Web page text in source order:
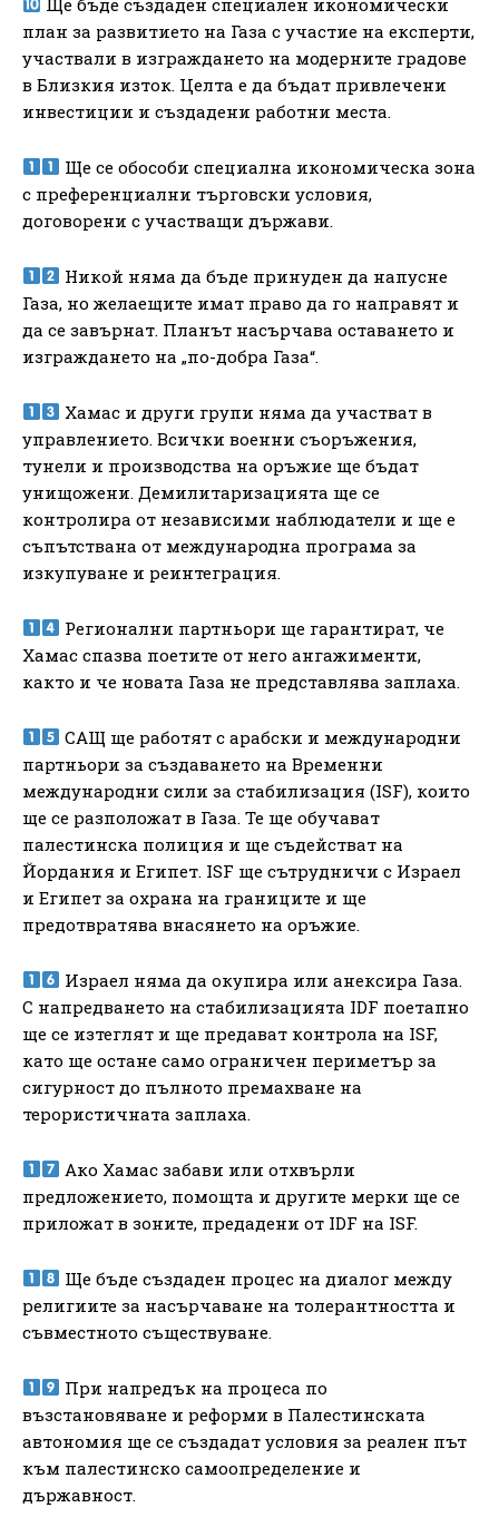
план за развитието на Газа с участие на експерти,
участвали в изграждането на модерните градове
в Близкия изток. Целта е да бъдат привлечени
инвестиции и създадени работни места.
Ще се обособи специална икономическа зона
с преференциални търговски условия,
договорени с участващи държави.
Никой няма да бъде принуден да напусне
Газа, но желаещите имат право да го направят и
да се завърнат. Планът насърчава оставането и
изграждането на „по-добра Газа“.
Хамас и други групи няма да участват в
управлението. Всички военни съоръжения,
тунели и производства на оръжие ще бъдат
унищожени. Демилитаризацията ще се
контролира от независими наблюдатели и ще е
съпътствана от международна програма за
изкупуване и реинтеграция.
Регионални партньори ще гарантират, че
Хамас спазва поетите от него ангажименти,
както и че новата Газа не представлява заплаха.
САЩ ще работят с арабски и международни
партньори за създаването на Временни
международни сили за стабилизация (ISF), които
ще се разположат в Газа. Те ще обучават
палестинска полиция и ще съдействат на
Йордания и Египет. ISF ще сътрудничи с Израел
и Египет за охрана на границите и ще
предотвратява внасянето на оръжие.
Израел няма да окупира или анексира Газа.
С напредването на стабилизацията IDF поетапно
ще се изтеглят и ще предават контрола на ISF,
като ще остане само ограничен периметър за
сигурност до пълното премахване на
терористичната заплаха.
Ако Хамас забави или отхвърли
предложението, помощта и другите мерки ще се
приложат в зоните, предадени от IDF на ISF.
Ще бъде създаден процес на диалог между
религиите за насърчаване на толерантността и
съвместното съществуване.
При напредък на процеса по
възстановяване и реформи в Палестинската
автономия ще се създадат условия за реален път
към палестинско самоопределение и
държавност.